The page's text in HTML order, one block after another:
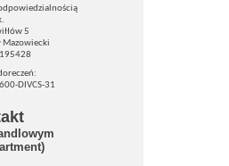
5
Mazowiecki
DIVCS-31